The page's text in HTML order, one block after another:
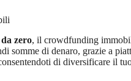
zero, il crowdfunding
somme di denaro, grazie a
di diversificare il